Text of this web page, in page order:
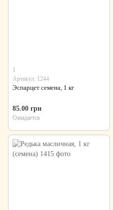
1
Артикул: 1244
Эспарцет семена, 1 кг
85.00 грн
Ожидается